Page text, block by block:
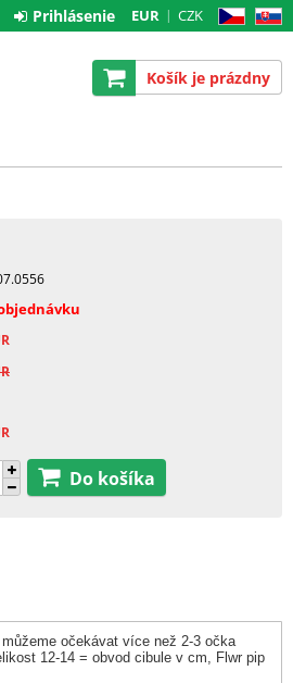
CZ SK
EUR CZK
Prihlásenie
Košík je prázdny
Do košíka
očekávat více než 2-3 očka
12-14 = obvod cibule v cm, Flwr pip